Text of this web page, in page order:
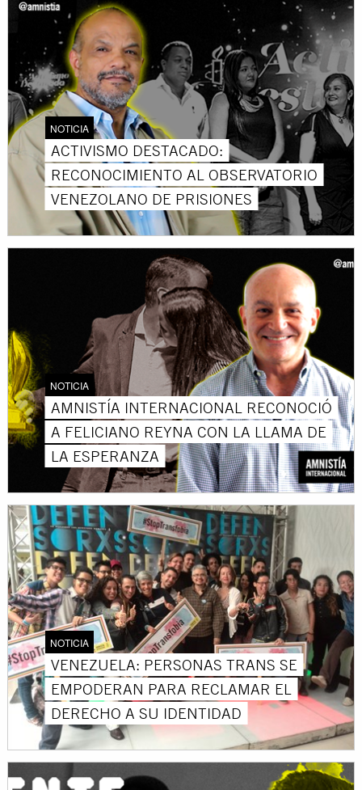
NOTICIA
ACTIVISMO DESTACADO:
RECONOCIMIENTO AL OBSERVATORIO
VENEZOLANO DE PRISIONES
NOTICIA
AMNISTÍA INTERNACIONAL RECONOCIÓ
A FELICIANO REYNA CON LA LLAMA DE
LA ESPERANZA
NOTICIA
VENEZUELA: PERSONAS TRANS SE
EMPODERAN PARA RECLAMAR EL
DERECHO A SU IDENTIDAD